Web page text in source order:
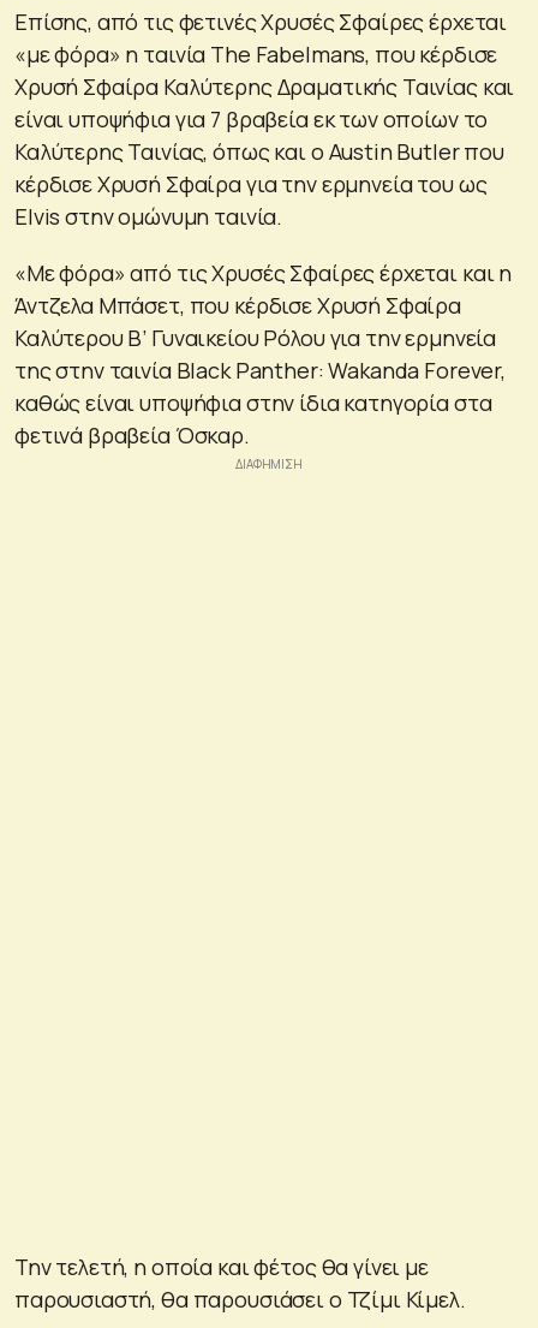
Επίσης, από τις φετινές Χρυσές Σφαίρες έρχεται
«με φόρα» η ταινία The Fabelmans, που κέρδισε
Χρυσή Σφαίρα Καλύτερης Δραματικής Ταινίας και
είναι υποψήφια για 7 βραβεία εκ των οποίων το
Καλύτερης Ταινίας, όπως και ο Austin Butler που
κέρδισε Χρυσή Σφαίρα για την ερμηνεία του ως
Elvis στην ομώνυμη ταινία.
«Με φόρα» από τις Χρυσές Σφαίρες έρχεται και η
Άντζελα Μπάσετ, που κέρδισε Χρυσή Σφαίρα
Καλύτερου Β’ Γυναικείου Ρόλου για την ερμηνεία
της στην ταινία Black Panther: Wakanda Forever,
καθώς είναι υποψήφια στην ίδια κατηγορία στα
φετινά βραβεία Όσκαρ.
Την τελετή, η οποία και φέτος θα γίνει με
παρουσιαστή, θα παρουσιάσει ο Τζίμι Κίμελ.